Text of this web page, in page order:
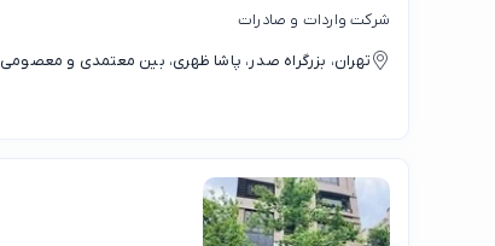
شرکت واردات و صادرات
تهران، بزرگراه صدر، پاشا ظهری، بین معتمدی و معصومی